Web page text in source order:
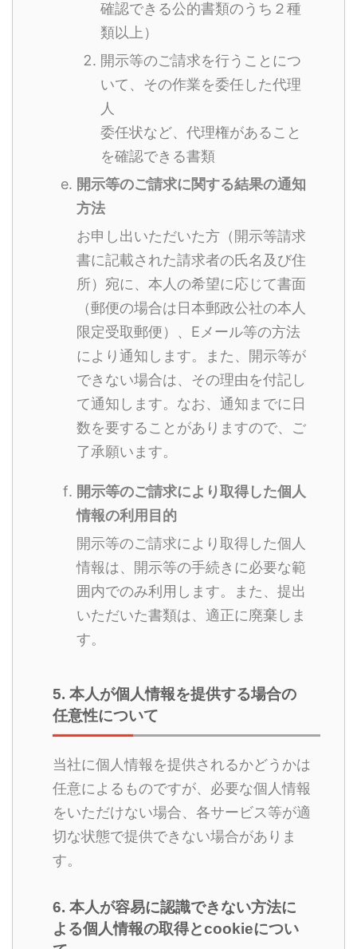
確認できる公的書類のうち２種
類以上）
開示等のご請求を行うことにつ
いて、その作業を委任した代理
人
委任状など、代理権があること
を確認できる書類
開示等のご請求に関する結果の通知
方法
お申し出いただいた方（開示等請求
書に記載された請求者の氏名及び住
所）宛に、本人の希望に応じて書面
（郵便の場合は日本郵政公社の本人
限定受取郵便）、Eメール等の方法
により通知します。また、開示等が
できない場合は、その理由を付記し
て通知します。なお、通知までに日
数を要することがありますので、ご
了承願います。
開示等のご請求により取得した個人
情報の利用目的
開示等のご請求により取得した個人
情報は、開示等の手続きに必要な範
囲内でのみ利用します。また、提出
いただいた書類は、適正に廃棄しま
す。
5. 本人が個人情報を提供する場合の
任意性について
当社に個人情報を提供されるかどうかは
任意によるものですが、必要な個人情報
をいただけない場合、各サービス等が適
切な状態で提供できない場合がありま
す。
6. 本人が容易に認識できない方法に
よる個人情報の取得とcookieについ